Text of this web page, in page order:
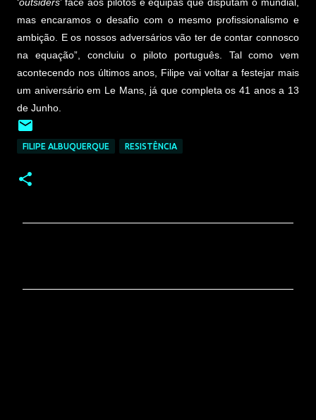
‘outsiders’ face aos pilotos e equipas que disputam o mundial,
mas encaramos o desafio com o mesmo profissionalismo e
ambição. E os nossos adversários vão ter de contar connosco
na equação”, concluiu o piloto português. Tal como vem
acontecendo nos últimos anos, Filipe vai voltar a festejar mais
um aniversário em Le Mans, já que completa os 41 anos a 13
de Junho.
FILIPE ALBUQUERQUE RESISTÊNCIA